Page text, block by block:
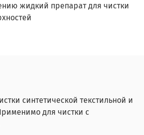
жидкий препарат для чистки
синтетической текстильной и
для чистки с